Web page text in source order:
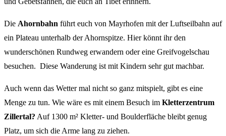
Die Ahornbahn führt euch von Mayrhofen mit der Luftseilbahn auf
ein Plateau unterhalb der Ahornspitze. Hier könnt ihr den
wunderschönen Rundweg erwandern oder eine Greifvogelschau
besuchen. Diese Wanderung ist mit Kindern sehr gut machbar.
Auch wenn das Wetter mal nicht so ganz mitspielt, gibt es eine
Menge zu tun. Wie wäre es mit einem Besuch im Kletterzentrum
Zillertal? Auf 1300 m² Kletter- und Boulderfläche bleibt genug
Platz, um sich die Arme lang zu ziehen.